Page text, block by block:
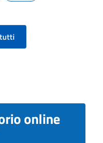
online